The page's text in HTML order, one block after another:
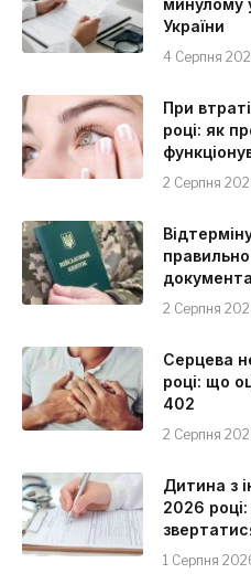
минулому
України
4 Серпня
При
році: як
2 Серпня
2 Серпня
Серцева
році: що
402
2 Серпня
Дитина з
2026
1 Серпня